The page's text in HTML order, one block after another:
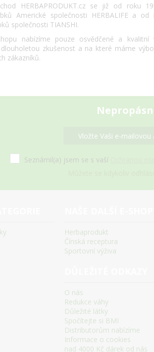
HERBAPRODUKT.cz se již od roku
Americké společnosti HERBALIFE a od
společnosti TIANSHI.
nabízíme pouze osvědčené a kvalitní
zkušenost a na které máme
zákazníků.
Seznámil(a) jsem se s vaší
Herbaprodukt
Čínská receptura
Sportovní výživa
O nás
Redukce váhy
Důležité látky
Spočítejte si BMI
Distributorům nabízíme
Informace o cookies
nad 4000 Kč dárek od nás